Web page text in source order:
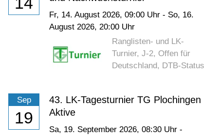
Fr, 14. August 2026, 09:00 Uhr - So, 16.
August 2026, 20:00 Uhr
Ranglisten- und LK-
Turnier, J-2, Offen für
Deutschland, DTB-Status
Sep
19
43. LK-Tagesturnier TG Plochingen
Aktive
Sa, 19. September 2026, 08:30 Uhr -